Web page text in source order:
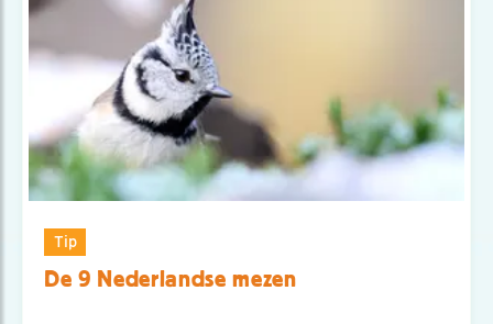
Tip
De 9 Nederlandse mezen